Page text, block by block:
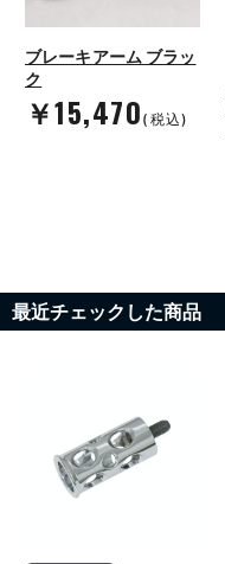
ブレーキアーム ブラッ
ク
￥15,470 (税込)
最近チェックした商品